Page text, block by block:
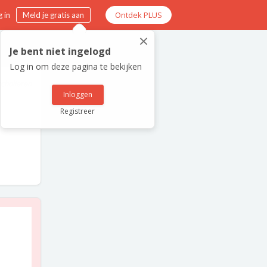
in Meld je gratis aan Ontdek PLUS
×
Je bent niet ingelogd
Log in om deze pagina te bekijken
Inloggen
Registreer